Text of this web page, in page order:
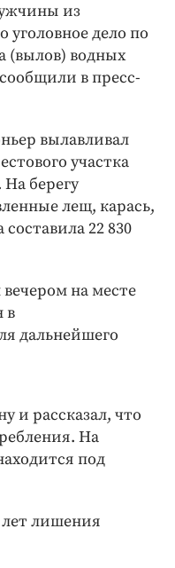
из
дело по
(вылов) водных
в пресс-
вылавливал
участка
берегу
лещ, карась,
22 830
на месте
в
дальнейшего
и рассказал, что
На
под
лет лишения